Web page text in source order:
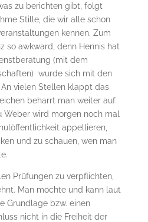
zu berichten gibt, folgt
Stille, die wir alle schon
kennen. Zum
so awkward, denn Hennis hat
(mit dem
wurde sich mit den
vielen Stellen klappt das
beharrt man weiter auf
Weber wird morgen noch mal
appellieren,
und zu schauen, wen man
Prüfungen zu verpflichten,
Man möchte und kann laut
Grundlage bzw. einen
nicht in die Freiheit der